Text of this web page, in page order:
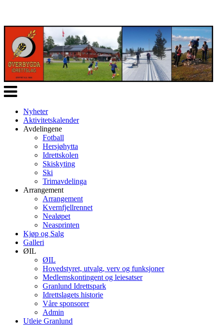
Veksle
navigasjon
Nyheter
Aktivitetskalender
Avdelingene
Fotball
Hersjøhytta
Idrettskolen
Skiskyting
Ski
Trimavdelinga
Arrangement
Arrangement
Kvernfjellrennet
Nealøpet
Neasprinten
Kjøp og Salg
Galleri
ØIL
ØIL
Hovedstyret, utvalg, verv og funksjoner
Medlemskontingent og leiesatser
Granlund Idrettspark
Idrettslagets historie
Våre sponsorer
Admin
Utleie Granlund